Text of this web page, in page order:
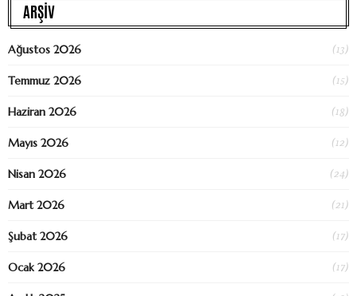
ARŞİV
Ağustos 2026 (13)
Temmuz 2026 (15)
Haziran 2026 (18)
Mayıs 2026 (12)
Nisan 2026 (24)
Mart 2026 (21)
Şubat 2026 (17)
Ocak 2026 (17)